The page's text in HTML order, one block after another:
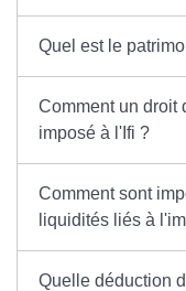
Quel est le
Comment un droit
imposé à l'Ifi ?
Comment sont
liquidités liés à
Quelle déduction